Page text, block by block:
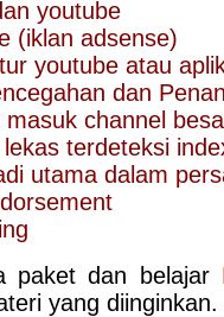
youtube
(iklan adsense)
youtube atau
dan
channel
terdeteksi
utama dalam
paket dan belajar
yang